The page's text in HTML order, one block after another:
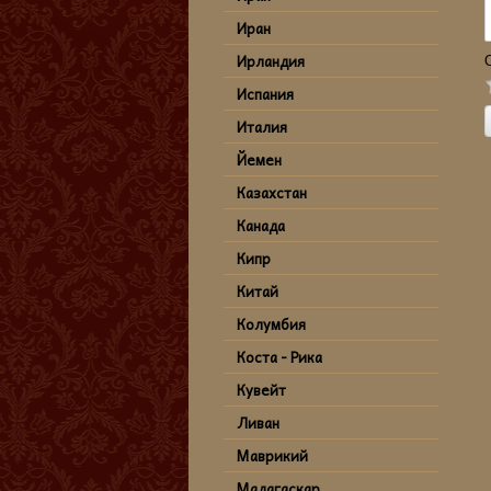
Иран
Ирландия
Испания
Италия
Йемен
Казахстан
Канада
Кипр
Китай
Колумбия
Коста - Рика
Кувейт
Ливан
Маврикий